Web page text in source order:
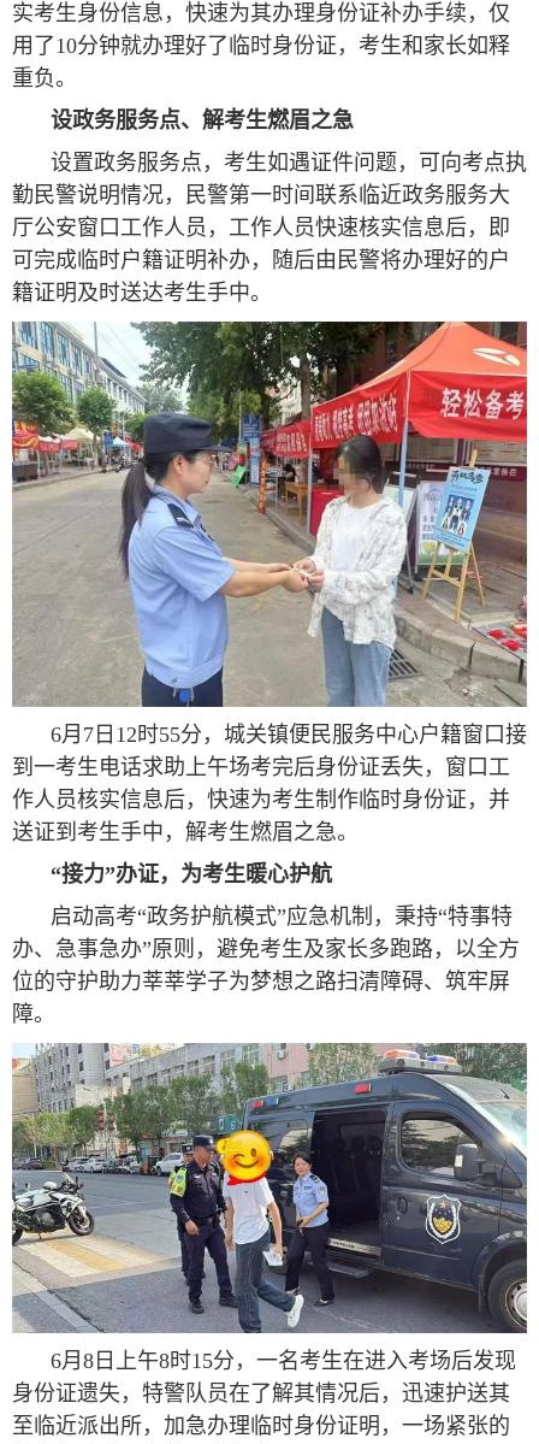
实考生身份信息，快速为其办理身份证补办手续，仅
用了10分钟就办理好了临时身份证，考生和家长如释
重负。
设政务服务点、解考生燃眉之急
设置政务服务点，考生如遇证件问题，可向考点执
勤民警说明情况，民警第一时间联系临近政务服务大
厅公安窗口工作人员，工作人员快速核实信息后，即
可完成临时户籍证明补办，随后由民警将办理好的户
籍证明及时送达考生手中。
6月7日12时55分，城关镇便民服务中心户籍窗口接
到一考生电话求助上午场考完后身份证丢失，窗口工
作人员核实信息后，快速为考生制作临时身份证，并
送证到考生手中，解考生燃眉之急。
“接力”办证，为考生暖心护航
启动高考“政务护航模式”应急机制，秉持“特事特
办、急事急办”原则，避免考生及家长多跑路，以全方
位的守护助力莘莘学子为梦想之路扫清障碍、筑牢屏
障。
6月8日上午8时15分，一名考生在进入考场后发现
身份证遗失，特警队员在了解其情况后，迅速护送其
至临近派出所，加急办理临时身份证明，一场紧张的